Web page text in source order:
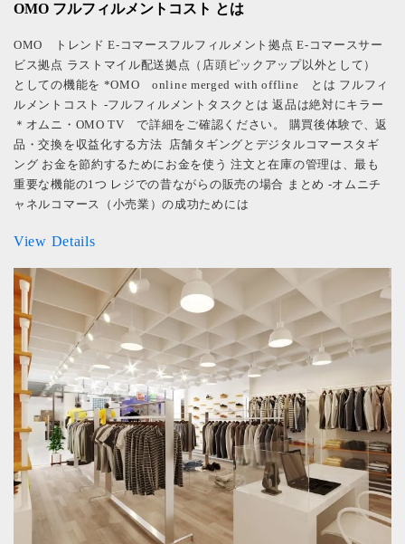
OMO フルフィルメントコスト とは
OMO トレンド E-コマースフルフィルメント拠点 E-コマースサー
ビス拠点 ラストマイル配送拠点（店頭ピックアップ以外として）
としての機能を *OMO online merged with offline とは フルフィ
ルメントコスト -フルフィルメントタスクとは 返品は絶対にキラー
＊オムニ・OMO TV で詳細をご確認ください。 購買後体験で、返
品・交換を収益化する方法 店舗タギングとデジタルコマースタギ
ング お金を節約するためにお金を使う 注文と在庫の管理は、最も
重要な機能の1つ レジでの昔ながらの販売の場合 まとめ -オムニチ
ャネルコマース（小売業）の成功ためには
View Details